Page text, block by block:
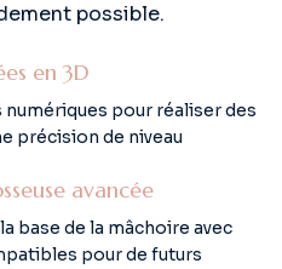
possible.
en 3D
numériques pour réaliser des
précision de niveau
avancée
base de la mâchoire avec
pour de futurs